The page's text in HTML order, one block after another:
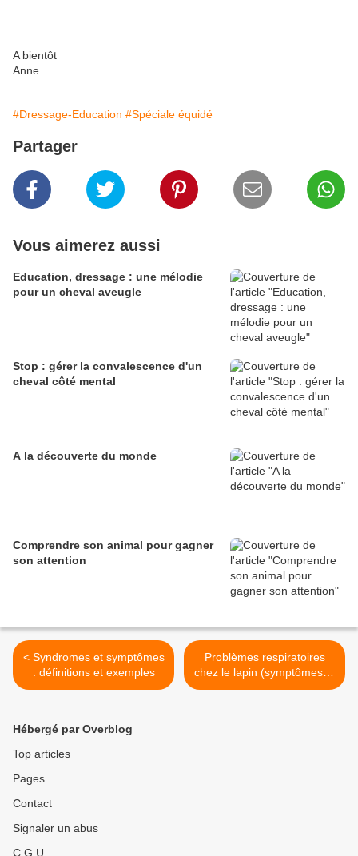
A bientôt
Anne
#Dressage-Education #Spéciale équidé
Partager
Vous aimerez aussi
Education, dressage : une mélodie
pour un cheval aveugle
Stop : gérer la convalescence d'un
cheval côté mental
A la découverte du monde
Comprendre son animal pour gagner
son attention
< Syndromes et symptômes
: définitions et exemples
Problèmes respiratoires
chez le lapin (symptômes et
prévention) >
Hébergé par Overblog
Top articles
Pages
Contact
Signaler un abus
C.G.U.